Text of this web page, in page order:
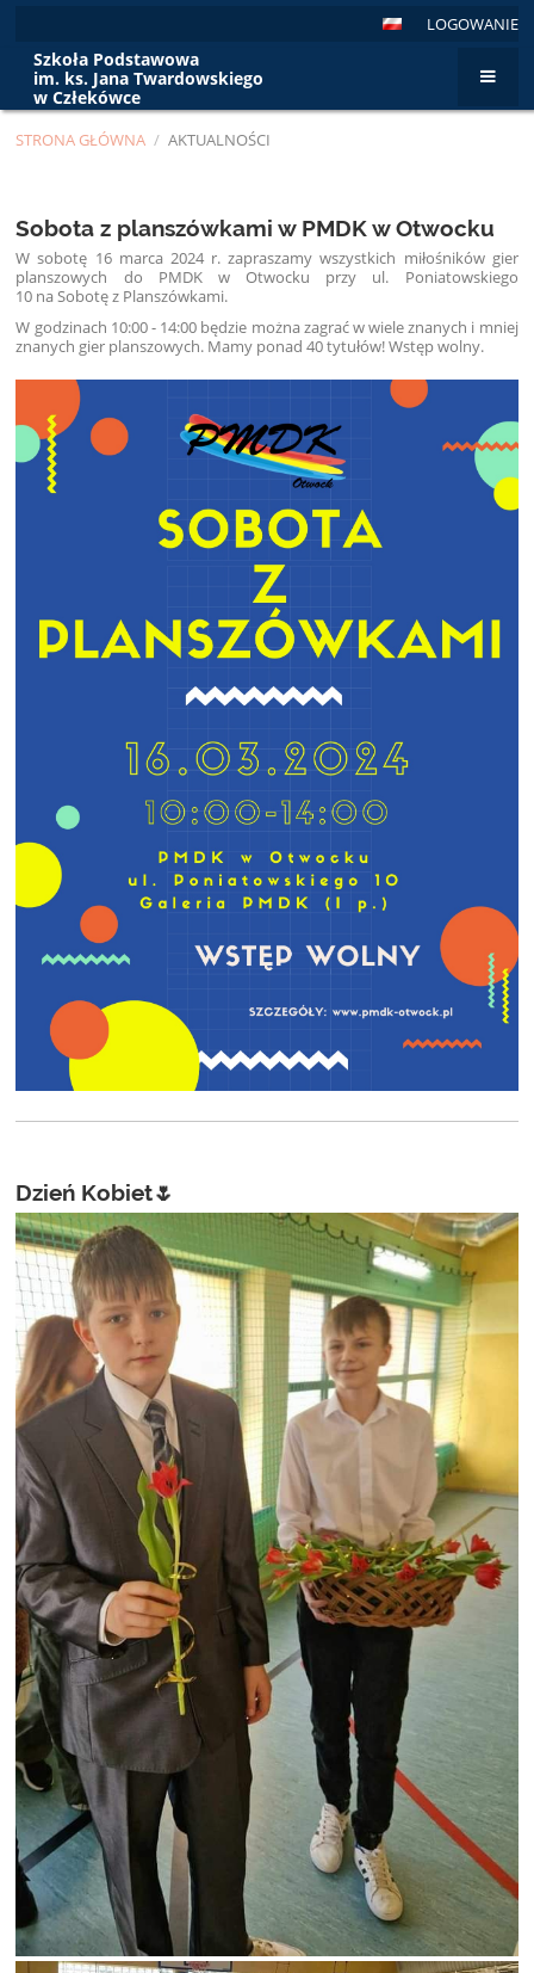
LOGOWANIE
Szkoła Podstawowa
im. ks. Jana Twardowskiego
w Człekówce
STRONA GŁÓWNA / AKTUALNOŚCI
Sobota z planszówkami w PMDK w Otwocku
W sobotę 16 marca 2024 r. zapraszamy wszystkich miłośników gier
planszowych do PMDK w Otwocku przy ul. Poniatowskiego
10 na Sobotę z Planszówkami.
W godzinach 10:00 - 14:00 będzie można zagrać w wiele znanych i mniej
znanych gier planszowych. Mamy ponad 40 tytułów! Wstęp wolny.
Dzień Kobiet🌷